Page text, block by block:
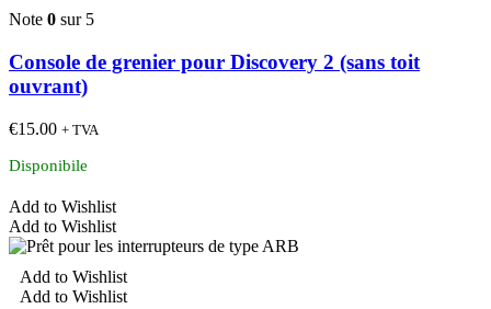
Note 0 sur 5
Console de grenier pour Discovery 2 (sans toit
ouvrant)
€15.00 + TVA
Disponibile
Add to Wishlist
Add to Wishlist
Add to Wishlist
Add to Wishlist